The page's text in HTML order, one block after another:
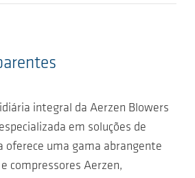
integral da Aerzen Blowers
em soluções de
oferece uma gama abrangente
compressores Aerzen,